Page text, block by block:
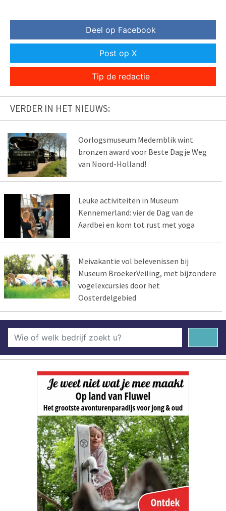
Deel op Facebook
Post op X
Tip de redactie
VERDER IN HET NIEUWS:
Oorlogsmuseum Medemblik wint
bronzen award voor Beste Dagje Weg
van Noord-Holland!
Leuke activiteiten in Museum
Kennemerland: vier de Dag van de
Aardbei en kom tot rust met yoga
Meivakantie vol belevenissen bij
Museum BroekerVeiling, met bijzondere
vogelexcursies door het
Oosterdelgebied